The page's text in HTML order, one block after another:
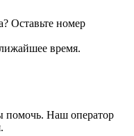
Оставьте номер
время.
помочь. Наш оператор